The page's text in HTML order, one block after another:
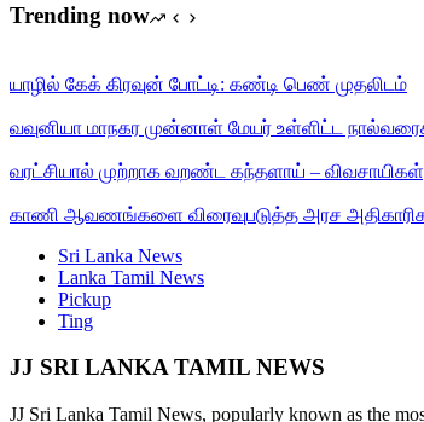
Trending now
யாழில் கேக் கிரவுன் போட்டி: கண்டி பெண் முதலிடம்
வவுனியா மாநகர முன்னாள் மேயர் உள்ளிட்ட
வரட்சியால் முற்றாக வறண்ட கந்தளாய் –
காணி ஆவணங்களை விரைவுபடுத்த அரச
Sri Lanka News
Lanka Tamil News
Pickup
Ting
JJ SRI LANKA TAMIL NEWS
JJ Sri Lanka Tamil News, popularly known as the